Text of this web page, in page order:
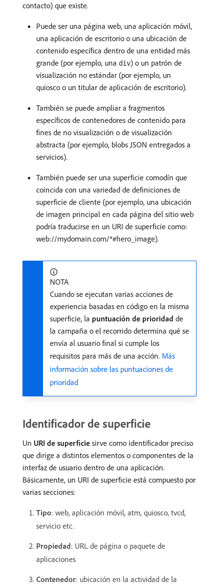
contacto) que existe.
Puede ser una página web, una aplicación móvil,
una aplicación de escritorio o una ubicación de
contenido específica dentro de una entidad más
grande (por ejemplo, una div) o un patrón de
visualización no estándar (por ejemplo, un
quiosco o un titular de aplicación de escritorio).
También se puede ampliar a fragmentos
específicos de contenedores de contenido para
fines de no visualización o de visualización
abstracta (por ejemplo, blobs JSON entregados a
servicios).
También puede ser una superficie comodín que
coincida con una variedad de definiciones de
superficie de cliente (por ejemplo, una ubicación
de imagen principal en cada página del sitio web
podría traducirse en un URI de superficie como:
web://mydomain.com/*#hero_image).
NOTA
Cuando se ejecutan varias acciones de
experiencia basadas en código en la misma
superficie, la puntuación de prioridad de
la campaña o el recorrido determina qué se
envía al usuario final si cumple los
requisitos para más de una acción. Más
información sobre las puntuaciones de
prioridad
Identificador de superficie
Un URI de superficie sirve como identificador preciso
que dirige a distintos elementos o componentes de la
interfaz de usuario dentro de una aplicación.
Básicamente, un URI de superficie está compuesto por
varias secciones:
Tipo: web, aplicación móvil, atm, quiosco, tvcd,
servicio etc.
Propiedad: URL de página o paquete de
aplicaciones
Contenedor: ubicación en la actividad de la